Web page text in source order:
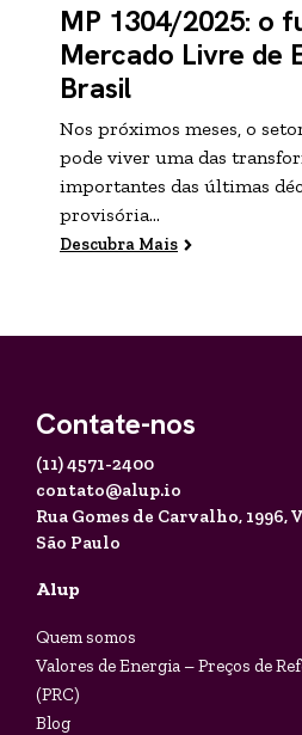
MP 1304/2025: o
Mercado Livre de
Brasil
Nos próximos meses, o
pode viver uma das
importantes das últimas
provisória...
Descubra Mais
Contate-nos
(11) 4571-2400
contato@alup.io
Rua Gomes de Carvalho, 1996,
São Paulo
Alup
Quem somos
Valores de Energia – Preços de
(PRC)
Blog